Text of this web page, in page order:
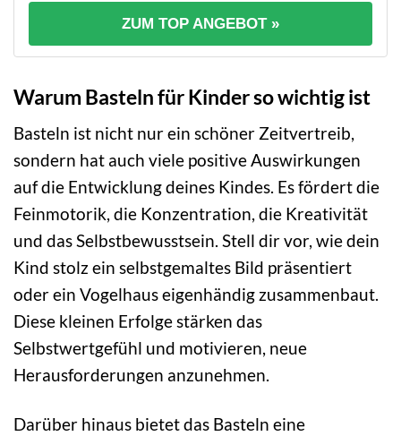
ZUM TOP ANGEBOT »
Warum Basteln für Kinder so wichtig ist
Basteln ist nicht nur ein schöner Zeitvertreib,
sondern hat auch viele positive Auswirkungen
auf die Entwicklung deines Kindes. Es fördert die
Feinmotorik, die Konzentration, die Kreativität
und das Selbstbewusstsein. Stell dir vor, wie dein
Kind stolz ein selbstgemaltes Bild präsentiert
oder ein Vogelhaus eigenhändig zusammenbaut.
Diese kleinen Erfolge stärken das
Selbstwertgefühl und motivieren, neue
Herausforderungen anzunehmen.
Darüber hinaus bietet das Basteln eine